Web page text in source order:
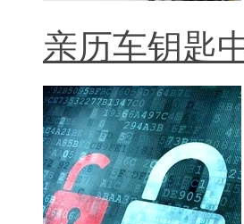
亲历车钥匙